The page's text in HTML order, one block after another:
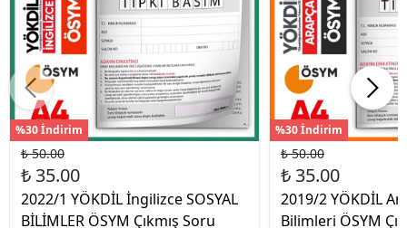
%30 İndirim
₺ 50.00
₺ 35.00
2022/1 YÖKDİL İngilizce SOSYAL
BİLİMLER ÖSYM Çıkmış Soru
%30 İndirim
₺ 50.00
₺ 35.00
2019/2 YÖKDİL
Bilimleri ÖSYM